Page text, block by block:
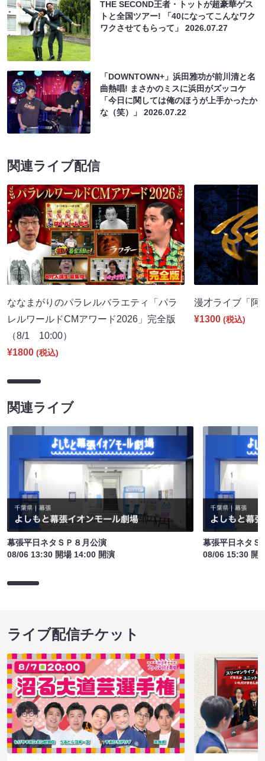
THE SECOND王者・トットが超豪華ゲス
トと全国ツアー! 「40になってこんなワク
ワクさせてもらって」2026.07.27
「DOWNTOWN+」浜田雅功が前川清と名
曲熱唱! まさかのミスに浜田がズッコケ
「今日に関しては俺のほうが上手かったか
な（笑）」2026.07.22
関連ライブ配信
ななまがりのパラレルバラエティ「パラ
レルワールドCMアワード2026」完全版
（8/1 10:00）
¥1800 (税込)
漫才ライブ「
¥1300 (税込)
関連ライブ
幕張平日ネタＳＰ８月公演
08/06 13:30 開場 14:00 開演
幕張平日ネタＳ
08/06 15:30 開
ライブ配信チケット